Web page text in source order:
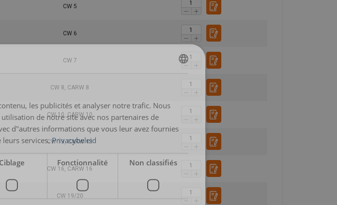
CW 5
CW 6
CW 7
CW 8, CARW 8
CW 10, CARW 10
CW 13, CARW 13
CW 16, CARW 16
CW 19/20
ENGLISH TRANSLATION
FRENCH
les publicités et analyser notre trafic. Nous
de notre site avec nos partenaires de
d"autres informations que vous leur avez fournies
services.Privacybeleid
Ciblage Fonctionnalité Non classifiés